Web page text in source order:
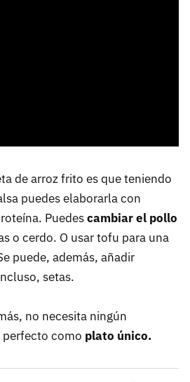
de arroz frito es que teniendo
puedes elaborarla con
Puedescambiar el pollo
o cerdo. O usar tofu para una
puede, además, añadir
setas.
no necesita ningún
como plato único.